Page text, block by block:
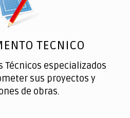
TECNICO
Técnicos especializados
sus proyectos y
de obras.